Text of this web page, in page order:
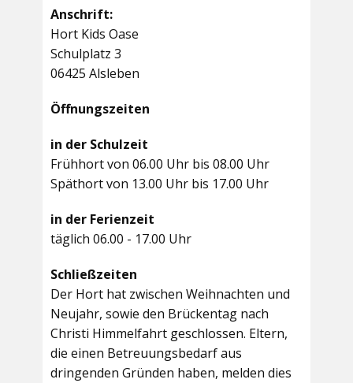
Anschrift:
Hort Kids Oase
Schulplatz 3
06425 Alsleben
Öffnungszeiten
in der Schulzeit
Frühhort von 06.00 Uhr bis 08.00 Uhr
Späthort von 13.00 Uhr bis 17.00 Uhr
in der Ferienzeit
täglich 06.00 - 17.00 Uhr
Schließzeiten
Der Hort hat zwischen Weihnachten und
Neujahr, sowie den Brückentag nach
Christi Himmelfahrt geschlossen. Eltern,
die einen Betreuungsbedarf aus
dringenden Gründen haben, melden dies